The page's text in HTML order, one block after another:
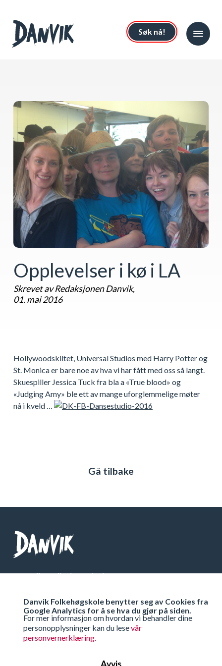
Danvik Folkehøgskole benytter seg av Cookies fra
Google Analytics for å se hva du gjør på siden.
For mer informasjon om hvordan vi behandler dine
personopplysninger kan du lesevår
personvernerklæring.
Avvis
Søk nå!
Opplevelser i kø i LA
Skrevet av Redaksjonen Danvik,
01. mai 2016
Hollywoodskiltet, Universal Studios med Harry Potter og
St. Monica er bare noe av hva vi har fått med oss så langt.
Skuespiller Jessica Tuck fra bla a «True blood» og
«Judging Amy» ble ett av mange uforglemmelige møter
nå i kveld …
Gå tilbake
Danvik Folkehøgskole
Org Nr: 971 538 333
Få veibeskrivelse